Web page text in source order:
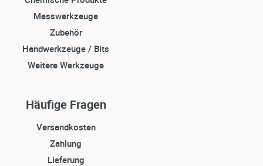
Messwerkzeuge
Zubehör
Handwerkzeuge / Bits
Weitere Werkzeuge
Häufige Fragen
Versandkosten
Zahlung
Lieferung